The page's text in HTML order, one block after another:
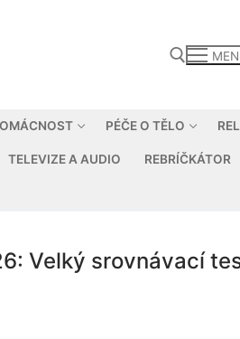
PÉČE O TĚLO
TELEVIZE A AUDIO REBRÍČKÁTOR
Velký srovnávací